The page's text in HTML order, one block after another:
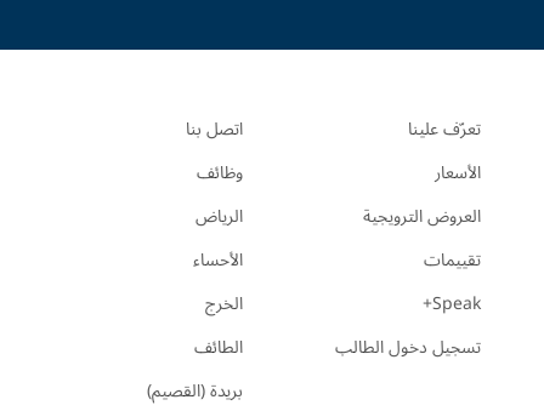
تعرّف علينا
الأسعار
العروض الترويجية
تقييمات
Speak+
تسجيل دخول الطالب
اتصل بنا
وظائف
الرياض
الأحساء
الخرج
الطائف
بريدة (القصيم)